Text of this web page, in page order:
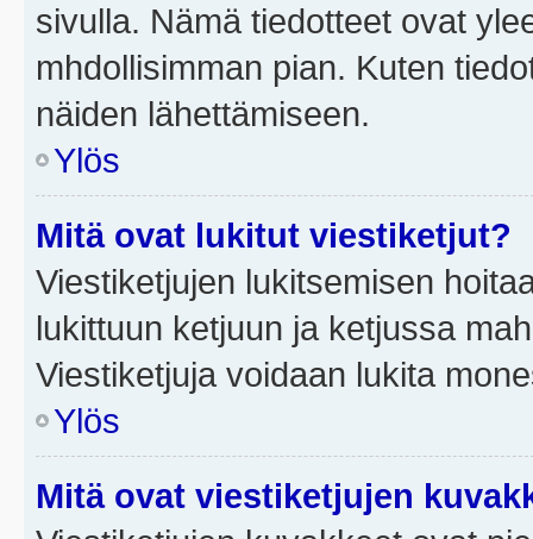
sivulla. Nämä tiedotteet ovat
mhdollisimman pian. Kuten
näiden lähettämiseen.
Ylös
Mitä ovat lukitut viestiketjut?
Viestiketjujen lukitsemisen
lukittuun ketjuun ja ketjussa
Viestiketjuja voidaan lukita
Ylös
Mitä ovat viestiketjujen